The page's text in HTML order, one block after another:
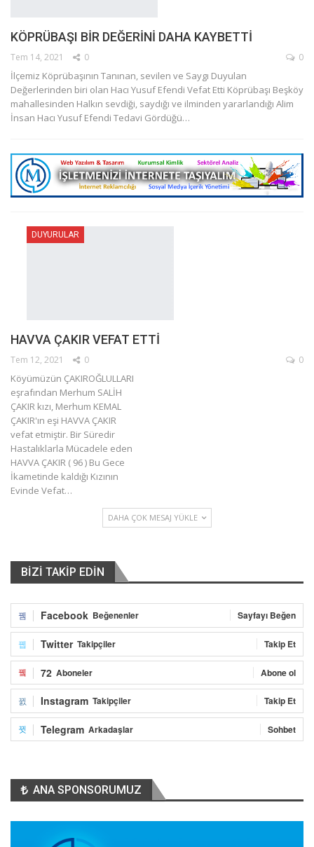
KÖPRÜBAŞI BİR DEĞERİNİ DAHA KAYBETTİ
Tem 14, 2021 0 0
İlçemiz Köprübaşının Tanınan, sevilen ve Saygı Duyulan
Değerlerinden biri olan Hacı Yusuf Efendi Vefat Etti Köprübaşı Beşköy
mahallesinden Halkın sevdiği, saydığı ve ilminden yararlandığı Alim
İnsan Hacı Yusuf Efendi Tedavi Gördüğü…
DUYURULAR
HAVVA ÇAKIR VEFAT ETTİ
Tem 12, 2021 0 0
Köyümüzün ÇAKIROĞLULLARI
eşrafından Merhum SALİH
ÇAKIR kızı, Merhum KEMAL
ÇAKIR'ın eşi HAVVA ÇAKIR
vefat etmiştir. Bir Süredir
Hastalıklarla Mücadele eden
HAVVA ÇAKIR ( 96 ) Bu Gece
İkametinde kaldığı Kızının
Evinde Vefat…
DAHA ÇOK MESAJ YÜKLE
BİZİ TAKİP EDİN
Facebook Beğenenler Sayfayı Beğen
Twitter Takipçiler Takip Et
72 Aboneler Abone ol
Instagram Takipçiler Takip Et
Telegram Arkadaşlar Sohbet
ANA SPONSORUMUZ